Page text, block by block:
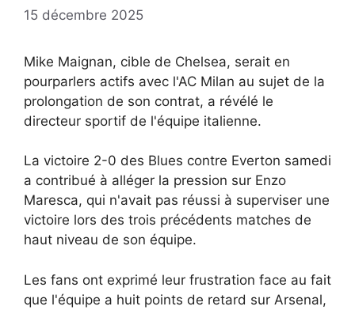
15 décembre 2025
Mike Maignan, cible de Chelsea, serait en
pourparlers actifs avec l'AC Milan au sujet de la
prolongation de son contrat, a révélé le
directeur sportif de l'équipe italienne.
La victoire 2-0 des Blues contre Everton samedi
a contribué à alléger la pression sur Enzo
Maresca, qui n'avait pas réussi à superviser une
victoire lors des trois précédents matches de
haut niveau de son équipe.
Les fans ont exprimé leur frustration face au fait
que l'équipe a huit points de retard sur Arsenal,